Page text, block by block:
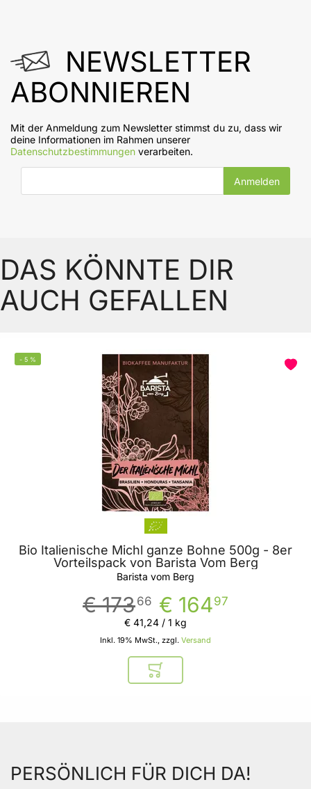
NEWSLETTER
ABONNIEREN
Mit der Anmeldung zum Newsletter stimmst du zu, dass wir
deine Informationen im Rahmen unserer
Datenschutzbestimmungen verarbeiten.
E-Mail-Adresse
DAS KÖNNTE DIR
AUCH GEFALLEN
- 5 %
Bio Italienische Michl ganze Bohne 500g - 8er
Vorteilspack von Barista Vom Berg
Barista vom Berg
€ 16497
€ 17366
Inkl. 19% MwSt., zzgl. Versand
€ 41,24 / 1 kg
In den Warenkorb
PERSÖNLICH FÜR DICH DA!